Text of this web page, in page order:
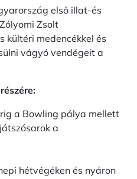
első illat-és
Zsolt
kültéri medencékkel és
vágyó vendégeit a
a Bowling pálya mellett
a
hétvégéken és nyáron